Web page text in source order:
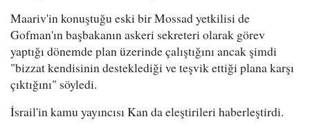
Maariv'in konuştuğu eski bir Mossad yetkilisi de
Gofman'ın başbakanın askeri sekreteri olarak görev
yaptığı dönemde plan üzerinde çalıştığını ancak şimdi
"bizzat kendisinin desteklediği ve teşvik ettiği plana karşı
çıktığını" söyledi.
İsrail'in kamu yayıncısı Kan da eleştirileri haberleştirdi.